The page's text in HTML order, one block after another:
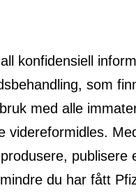
konfidensiell
som
med alle
videreformidles.
publisere
du har fått